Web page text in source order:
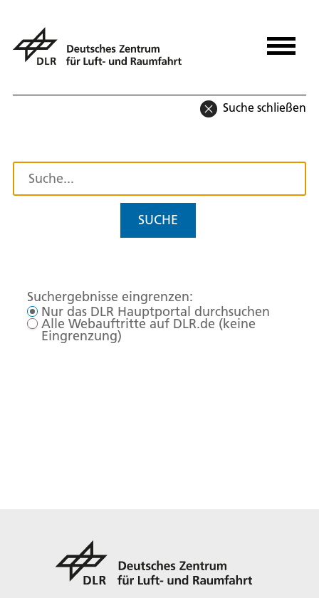
Suche schließen
SUCHE
Suchergebnisse eingrenzen:
Nur das DLR Hauptportal durchsuchen
Alle Webauftritte auf DLR.de (keine
Eingrenzung)